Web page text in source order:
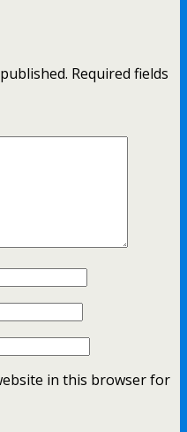
Required fields
in this browser for